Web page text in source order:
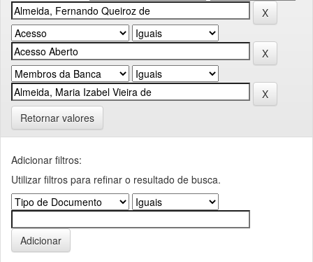
Retornar valores
Adicionar filtros:
Utilizar filtros para refinar o resultado de busca.